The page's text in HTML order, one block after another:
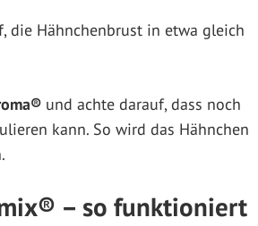
die Hähnchenbrust in etwa gleich
und achte darauf, dass noch
kann. So wird das Hähnchen
– so funktioniert